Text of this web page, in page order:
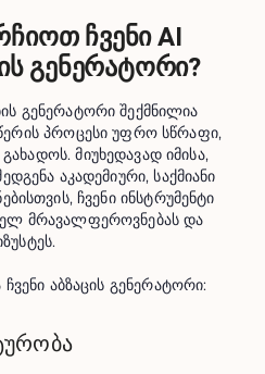
ჩვენი AI
გენერატორი?
გენერატორი შექმნილია
პროცესი უფრო სწრაფი,
მიუხედავად იმისა,
აკადემიური, საქმიანი
ჩვენი ინსტრუმენტი
მრავალფეროვნებას და
აბზაცის გენერატორი: